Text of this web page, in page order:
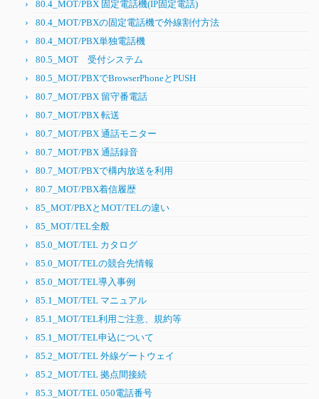
80.4_MOT/PBX 固定電話機(IP固定電話)
80.4_MOT/PBXの固定電話機で外線割付方法
80.4_MOT/PBX単独電話機
80.5_MOT 受付システム
80.5_MOT/PBXでBrowserPhoneとPUSH
80.7_MOT/PBX 留守番電話
80.7_MOT/PBX 転送
80.7_MOT/PBX 通話モニター
80.7_MOT/PBX 通話録音
80.7_MOT/PBXで構内放送を利用
80.7_MOT/PBX着信履歴
85_MOT/PBXとMOT/TELの違い
85_MOT/TEL全般
85.0_MOT/TEL カタログ
85.0_MOT/TELの競合先情報
85.0_MOT/TEL導入事例
85.1_MOT/TEL マニュアル
85.1_MOT/TEL利用ご注意、規約等
85.1_MOT/TEL申込について
85.2_MOT/TEL 外線ゲートウェイ
85.2_MOT/TEL 拠点間接続
85.3_MOT/TEL 050電話番号